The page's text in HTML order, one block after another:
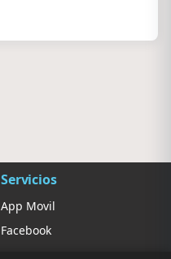
Servicios
App Movil
Facebook